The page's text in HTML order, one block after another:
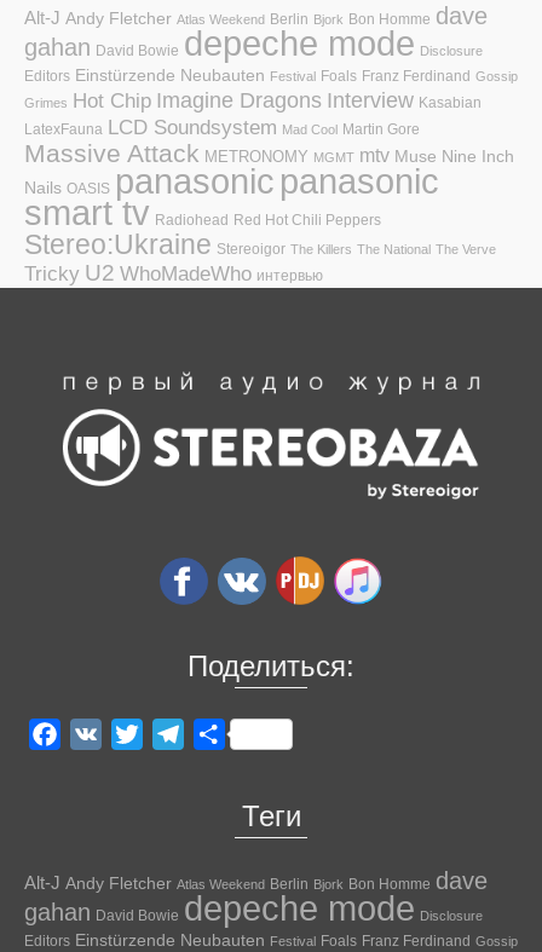
Alt-J Andy Fletcher Atlas Weekend Berlin Bjork Bon Homme dave
gahan David Bowie depeche mode Disclosure
Editors Einstürzende Neubauten Festival Foals Franz Ferdinand Gossip
Grimes Hot Chip Imagine Dragons Interview Kasabian
LatexFauna LCD Soundsystem Mad Cool Martin Gore
Massive Attack METRONOMY MGMT mtv Muse Nine Inch
Nails OASIS panasonic panasonic
smart tv Radiohead Red Hot Chili Peppers
Stereo:Ukraine Stereoigor The Killers The National The Verve
Tricky U2 WhoMadeWho интервью
Поделиться:
Facebook
VK Twitter TelegramОтправить
Теги
Alt-J Andy Fletcher Atlas Weekend Berlin Bjork Bon Homme dave
gahan David Bowie depeche mode Disclosure
Editors Einstürzende Neubauten Festival Foals Franz Ferdinand Gossip